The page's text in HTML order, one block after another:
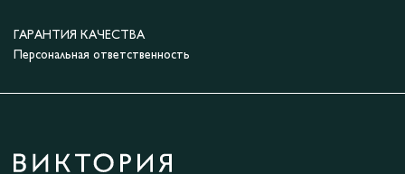
ГАРАНТИЯ КАЧЕСТВА
Персональная ответственность